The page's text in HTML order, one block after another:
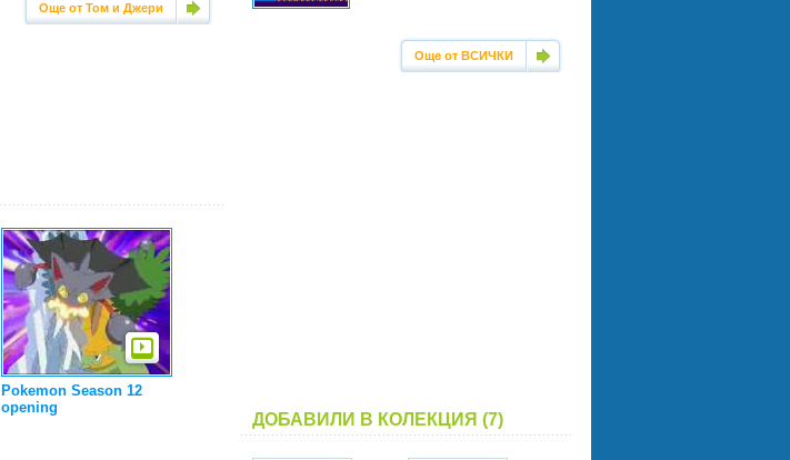
Още от Том и Джери
Pokemon Season 12
opening
Още от ВСИЧКИ
ДОБАВИЛИ В КОЛЕКЦИЯ (7)